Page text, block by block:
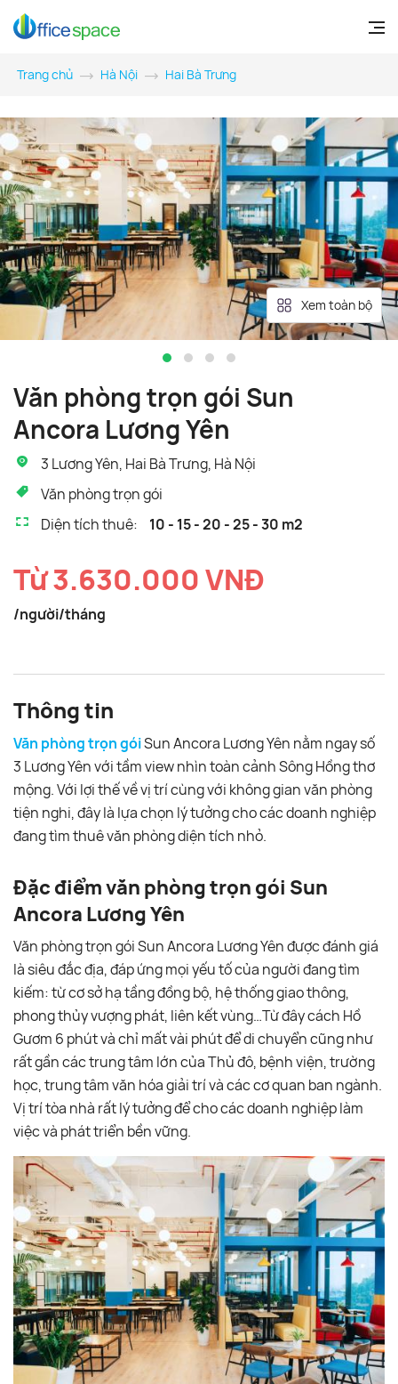
Trang chủ Hà Nội Hai Bà Trưng
Xem toàn bộ
Văn phòng trọn gói Sun
Ancora Lương Yên
3 Lương Yên, Hai Bà Trưng, Hà Nội
Văn phòng trọn gói
Diện tích thuê:
10 - 15 - 20 - 25 - 30 m2
Từ 3.630.000 VNĐ
/người/tháng
Thông tin
Văn phòng trọn góiSun Ancora Lương Yên nằm ngay số
3 Lương Yên với tầm view nhìn toàn cảnh Sông Hồng thơ
mộng. Với lợi thế về vị trí cùng với không gian văn phòng
tiện nghi, đây là lựa chọn lý tưởng cho các doanh nghiệp
đang tìm thuê văn phòng diện tích nhỏ.
Đặc điểm văn phòng trọn gói Sun
Ancora Lương Yên
Văn phòng trọn gói Sun Ancora Lương Yên được đánh giá
là siêu đắc địa, đáp ứng mọi yếu tố của người đang tìm
kiếm: từ cơ sở hạ tầng đồng bộ, hệ thống giao thông,
phong thủy vượng phát, liên kết vùng…Từ đây cách Hồ
Gươm 6 phút và chỉ mất vài phút để di chuyển cũng như
rất gần các trung tâm lớn của Thủ đô, bệnh viện, trường
học, trung tâm văn hóa giải trí và các cơ quan ban ngành.
Vị trí tòa nhà rất lý tưởng để cho các doanh nghiệp làm
việc và phát triển bền vững.